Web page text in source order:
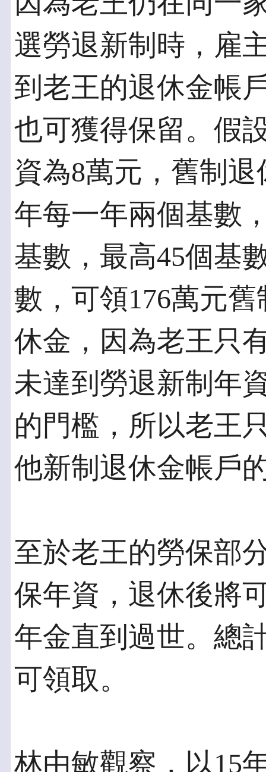
選勞退新制時，雇
到老王的退休金帳
也可獲得保留。假
資為8萬元，舊制
年每一年兩個基數
基數，最高45個基
數，可領176萬元
休金，因為老王只
未達到勞退新制年
的門檻，所以老王
他新制退休金帳戶
至於老王的勞保部
保年資，退休後將
年金直到過世。總
可領取。
林由敏觀察，以15